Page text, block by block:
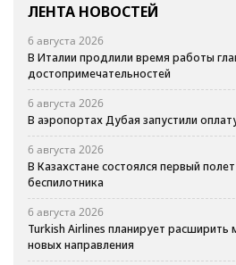
ЛЕНТА НОВОСТЕЙ
6 августа 2026
В Италии продлили время работы
достопримечательностей
6 августа 2026
В аэропортах Дубая запустили
6 августа 2026
В Казахстане состоялся первый
беспилотника
6 августа 2026
Turkish Airlines планирует
новых направления